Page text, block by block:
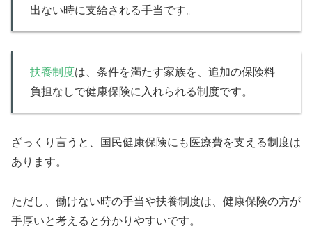
出ない時に支給される手当です。
扶養制度は、条件を満たす家族を、追加の保険料
負担なしで健康保険に入れられる制度です。
ざっくり言うと、国民健康保険にも医療費を支える制度は
あります。
ただし、働けない時の手当や扶養制度は、健康保険の方が
手厚いと考えると分かりやすいです。